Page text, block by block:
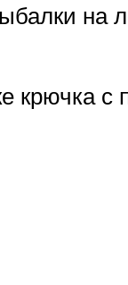
на
крючка с